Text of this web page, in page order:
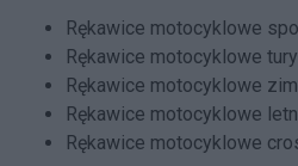
Rękawice motocyklowe
Rękawice motocyklowe
Rękawice motocyklowe
Rękawice motocyklowe
Rękawice motocyklowe